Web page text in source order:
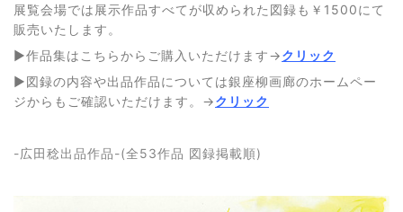
展覧会場では展示作品すべてが収められた図録も￥1500にて
販売いたします。
▶作品集はこちらからご購入いただけます→クリック
▶図録の内容や出品作品については銀座柳画廊のホームペー
ジからもご確認いただけます。→クリック
-広田稔出品作品-(全53作品 図録掲載順)